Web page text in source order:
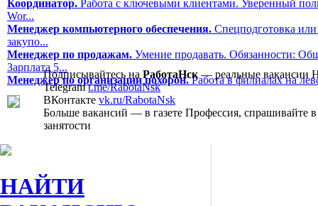
Координатор. Работа с ключевыми клиентами. Уверенный
Wor...
Менеджер компьютерного обеспечения. Спецподготовка или
закупо...
Менеджер по продажам. Умение продавать. Обязанности:
Зарплата 5...
Менеджер по организации похорон.Работа в филиалах на
Подписывайтесь на РаботаНск — реальные вакансии
Telegramt.me/RabotaNsk
ВКонтакте vk.ru/RabotaNsk
Больше вакансий — в газете Профессия, спрашивайте
занятости
НАЙТИ